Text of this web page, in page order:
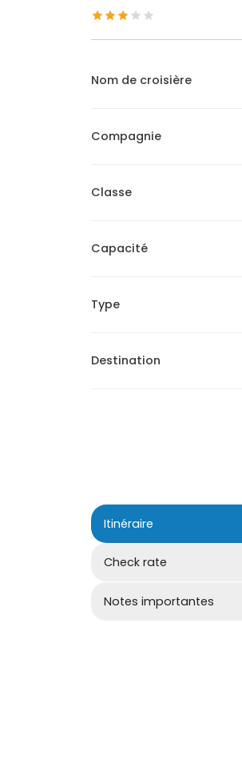
Nom de croisière
Compagnie
Classe
Capacité
Type
Destination
Itinéraire
Check rate
Notes importantes